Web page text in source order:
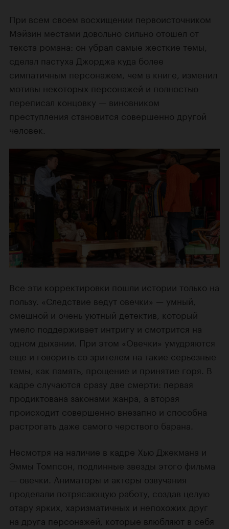
При всем своем восхищении первоисточником
Мэйзин местами довольно сильно отошел от
текста романа: он убрал самые жесткие темы,
сделал пастуха Джорджа куда более
симпатичным персонажем, чем в книге, изменил
мотивы некоторых персонажей и полностью
переписал концовку — виновником
преступления становится совершенно другой
человек.
Все эти корректировки пошли истории только на
пользу. «Следствие ведут овечки» — умный,
смешной и очень уютный детектив, который
умело поддерживает интригу и смотрится на
одном дыхании. При этом «Овечки» умудряются
еще и говорить со зрителем на такие серьезные
темы, как память, прощение и принятие горя. В
кадре случаются сразу две смерти: первая
продиктована законами жанра, а вторая
происходит совершенно внезапно и способна
растрогать даже самого черствого барана.
Несмотря на наличие в кадре Хью Джекмана и
Эммы Томпсон, подлинные звезды этого фильма
— овечки. Аниматоры и актеры озвучания
проделали потрясающую работу, создав целую
отару ярких, харизматичных и непохожих друг
на друга персонажей, которые влюбляют в себя